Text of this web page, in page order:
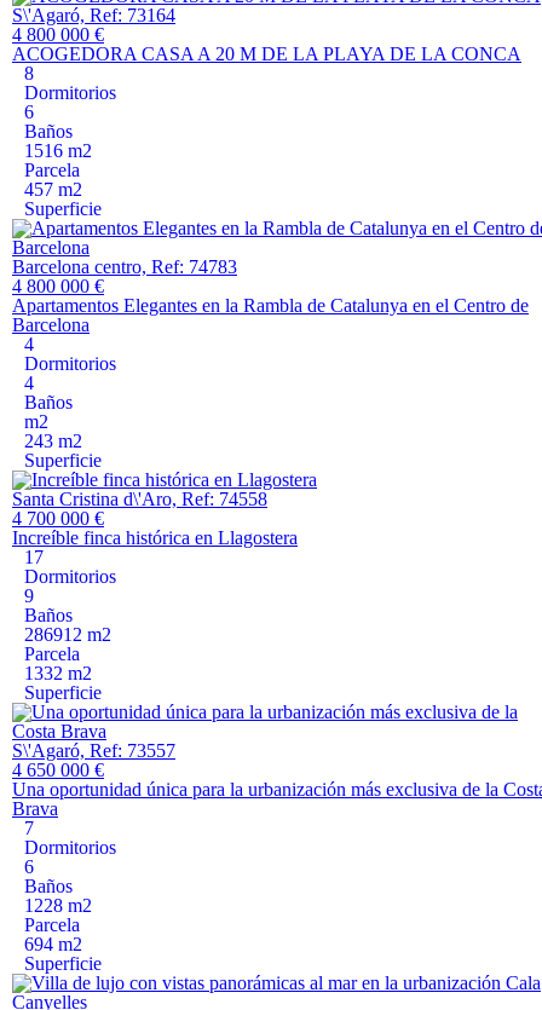
S\'Agaró, Ref: 73164
4 800 000 €
ACOGEDORA CASA A 20 M DE LA PLAYA DE LA CONCA
8
Dormitorios
6
Baños
1516 m2
Parcela
457 m2
Superficie
Barcelona centro, Ref: 74783
4 800 000 €
Apartamentos Elegantes en la Rambla de Catalunya en el Centro de
Barcelona
4
Dormitorios
4
Baños
m2
243 m2
Superficie
Santa Cristina d\'Aro, Ref: 74558
4 700 000 €
Increíble finca histórica en Llagostera
17
Dormitorios
9
Baños
286912 m2
Parcela
1332 m2
Superficie
S\'Agaró, Ref: 73557
4 650 000 €
Una oportunidad única para la urbanización más exclusiva de la
Brava
7
Dormitorios
6
Baños
1228 m2
Parcela
694 m2
Superficie